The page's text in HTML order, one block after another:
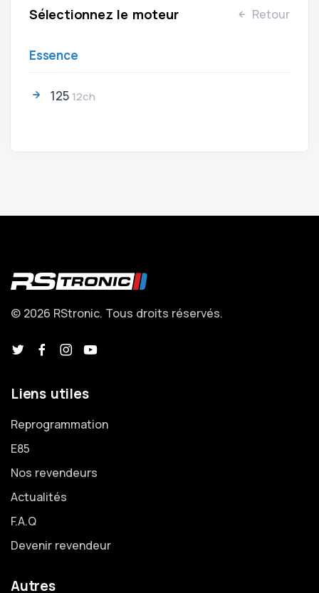
Sélectionnez le moteur Retour
Essence
12512ch
© 2026 RStronic. Tous droits réservés.
Liens utiles
Reprogrammation
E85
Nos revendeurs
Actualités
F.A.Q
Devenir revendeur
Autres